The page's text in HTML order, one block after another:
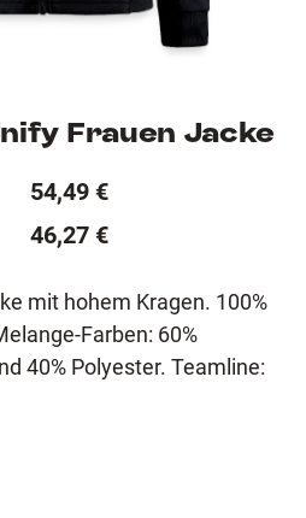
Frauen Jacke
54,49 €
46,27 €
mit hohem Kragen. 100%
Farben: 60%
40% Polyester. Teamline: